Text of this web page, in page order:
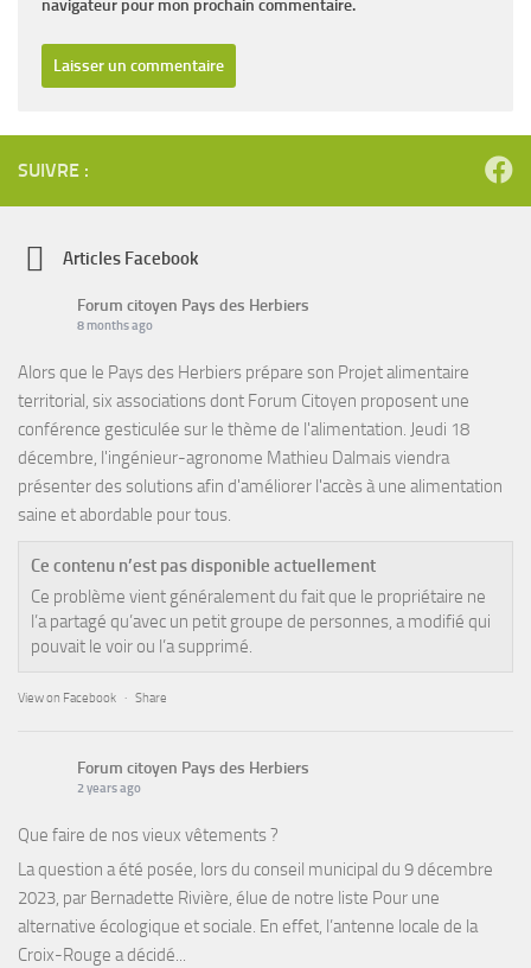
navigateur pour mon prochain commentaire.
SUIVRE :
Articles Facebook
Forum citoyen Pays des Herbiers
8 months ago
Alors que le Pays des Herbiers prépare son Projet alimentaire
territorial, six associations dont Forum Citoyen proposent une
conférence gesticulée sur le thème de l'alimentation. Jeudi 18
décembre, l'ingénieur-agronome Mathieu Dalmais viendra
présenter des solutions afin d'améliorer l'accès à une alimentation
saine et abordable pour tous.
Ce contenu n’est pas disponible actuellement
Ce problème vient généralement du fait que le propriétaire ne
l’a partagé qu’avec un petit groupe de personnes, a modifié qui
pouvait le voir ou l’a supprimé.
View on Facebook · Share
Forum citoyen Pays des Herbiers
2 years ago
Que faire de nos vieux vêtements ?
La question a été posée, lors du conseil municipal du 9 décembre
2023, par Bernadette Rivière, élue de notre liste Pour une
alternative écologique et sociale. En effet, l’antenne locale de la
Croix-Rouge a décidé...